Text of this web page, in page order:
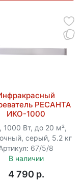
РЕСАНТА
ИКО-1000
1000 Вт, до 20 м²,
серый, 5.2 кг
67/5/8
В наличии
4 790 p.